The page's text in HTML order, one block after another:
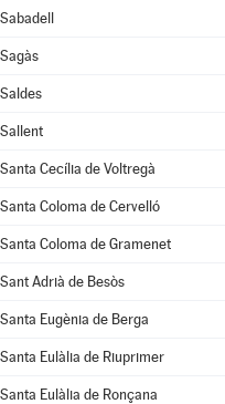
Sabadell
Sagàs
Saldes
Sallent
Santa Cecília de Voltregà
Santa Coloma de Cervelló
Santa Coloma de Gramenet
Sant Adrià de Besòs
Santa Eugènia de Berga
Santa Eulàlia de Riuprimer
Santa Eulàlia de Ronçana